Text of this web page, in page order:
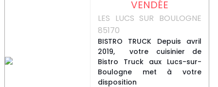
VENDÉE
LES LUCS SUR BOULOGNE
85170
BISTRO TRUCK Depuis avril
2019, votre cuisinier de
Bistro Truck aux Lucs-sur-
Boulogne met à votre
disposition